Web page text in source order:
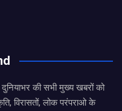
की सभी मुख्य खबरों को
विरासतों, लोक परंपराओ के